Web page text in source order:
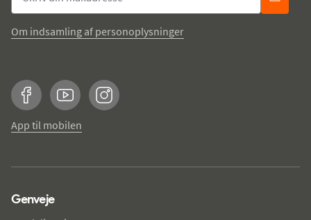
Om indsamling af personoplysninger
FacebookYouTubeInstagram
App til mobilen
Genveje